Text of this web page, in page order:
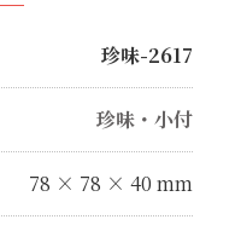
珍味-2617
珍味・小付
78 × 78 × 40 mm